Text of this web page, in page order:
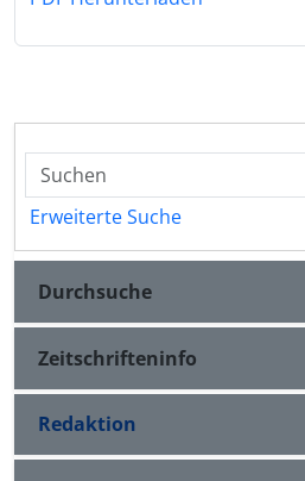
Erweiterte Suche
Durchsuche
Zeitschrifteninfo
Redaktion